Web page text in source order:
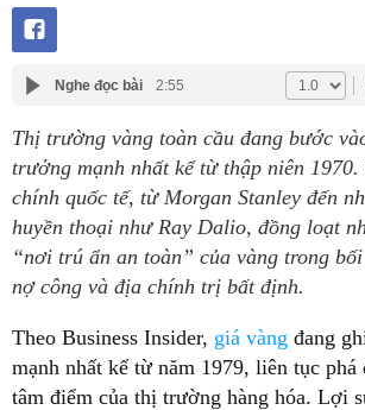
Nghe đọc bài 2:55
Thị trường vàng toàn cầu đang bước
trưởng mạnh nhất kể từ thập niên
chính quốc tế, từ Morgan Stanley đến
huyền thoại như Ray Dalio, đồng loạt
“nơi trú ẩn an toàn” của vàng trong
nợ công và địa chính trị bất định.
Theo Business Insider, giá vàng đang
mạnh nhất kể từ năm 1979, liên tục
tâm điểm của thị trường hàng hóa. Lợi